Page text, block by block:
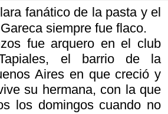
fanático de la pasta y el
siempre fue flaco.
fue arquero en el club
el barrio de la
Aires en que creció y
su hermana, con la que
los domingos cuando no